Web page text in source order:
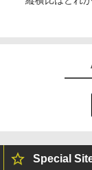
Special